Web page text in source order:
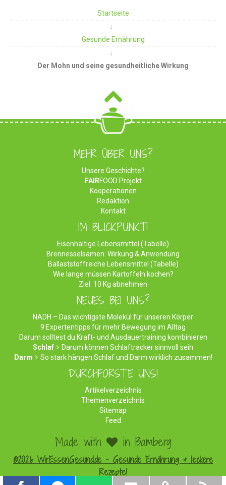
Startseite
Gesunde Ernährung
Der Mohn und seine gesundheitliche Wirkung
MEHR ÜBER UNS?
Unsere Geschichte?
FAIRFOOD Projekt
Kooperationen
Redaktion
Kontakt
IM BLICKPUNKT!
Eisenhaltige Lebensmittel (Tabelle)
Brennesselsamen: Wirkung & Anwendung
Ballaststoffreiche Lebensmittel (Tabelle)
Wie lange müssen Kartoffeln kochen?
Ziel: 10 Kg abnehmen
NEUES BEI UNS?
NADH – Das wichtigste Molekül für unseren Körper
9 Expertentipps für mehr Bewegung im Alltag
Darum solltest du Kraft- und Ausdauertraining kombinieren
Schlaf
Darum können Schlaftracker sinnvoll sein
Darm
So stark hängen Schlaf und Darm wirklich zusammen!
DURCHFORSTE UNS!
Artikelverzeichnis
Themenverzeichnis
Sitemap
Feed
Made with in Bamberg
©2026 WirEssenGesund.de - Gesunde Ernährung & leckere
Rezepte!